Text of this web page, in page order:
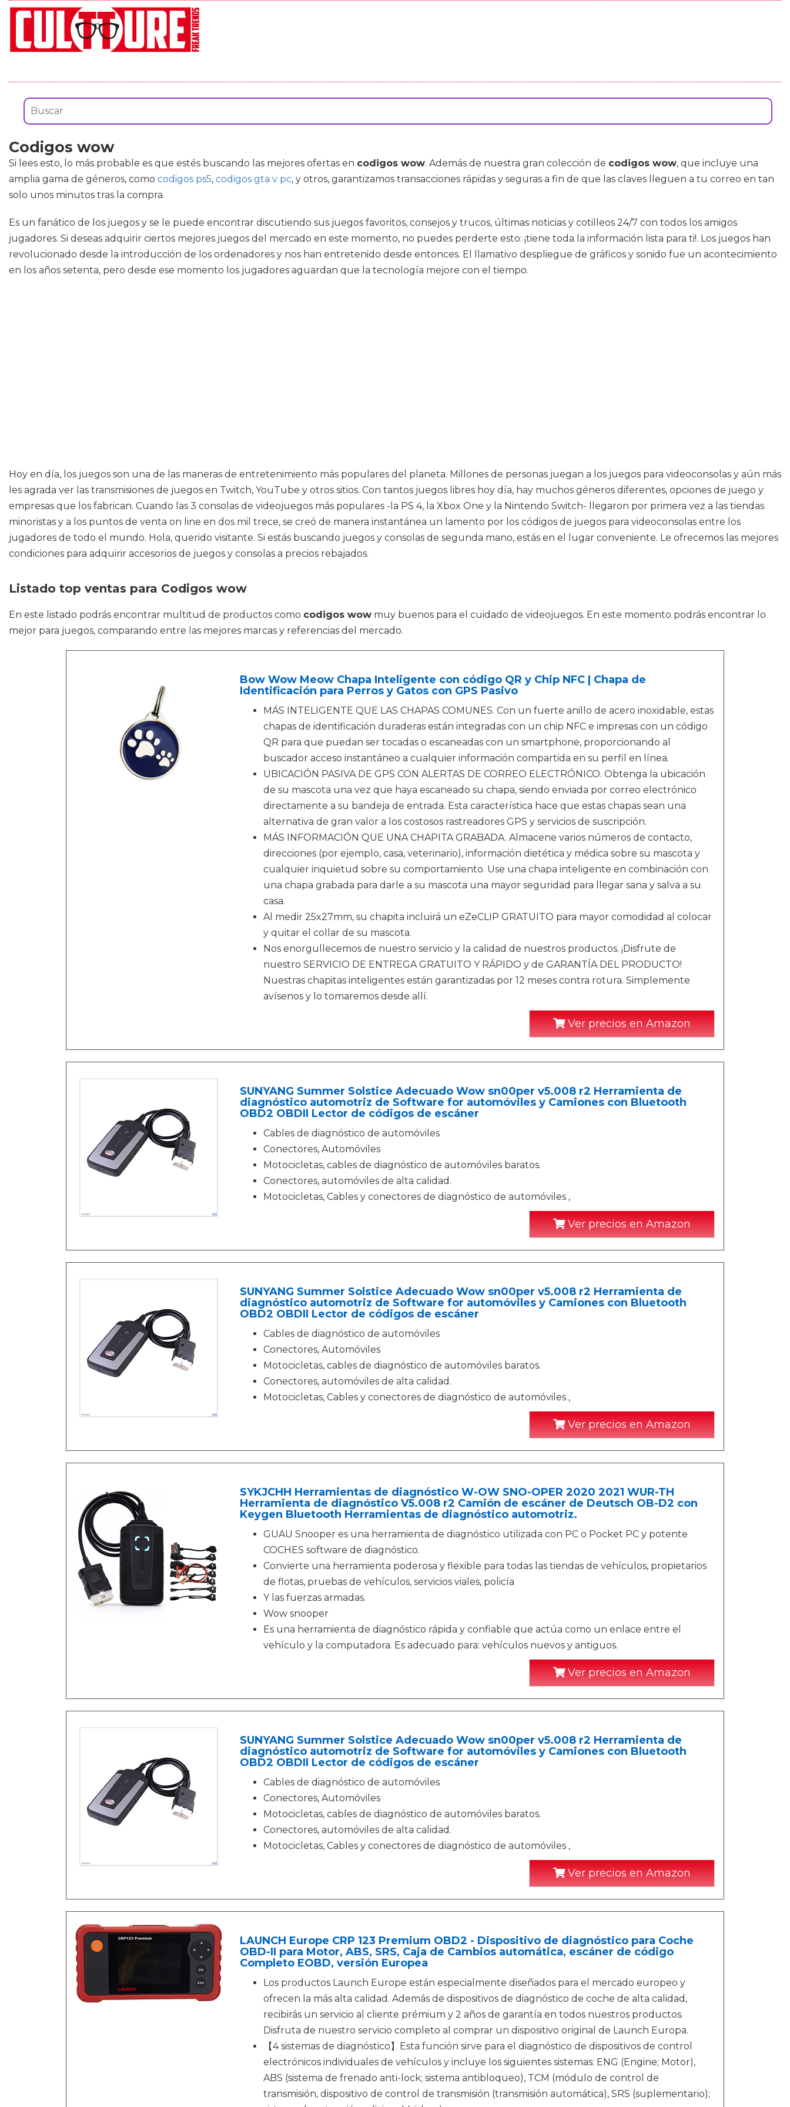
Codigos wow
Si lees esto, lo más probable es que estés buscando las mejores ofertas en codigos wow. Además de nuestra gran colección de codigos wow, que incluye una
amplia gama de géneros, como codigos ps5, codigos gta v pc, y otros, garantizamos transacciones rápidas y seguras a fin de que las claves lleguen a tu correo en tan
solo unos minutos tras la compra.
Es un fanático de los juegos y se le puede encontrar discutiendo sus juegos favoritos, consejos y trucos, últimas noticias y cotilleos 24/7 con todos los amigos
jugadores. Si deseas adquirir ciertos mejores juegos del mercado en este momento, no puedes perderte esto: ¡tiene toda la información lista para ti!. Los juegos han
revolucionado desde la introducción de los ordenadores y nos han entretenido desde entonces. El llamativo despliegue de gráficos y sonido fue un acontecimiento
en los años setenta, pero desde ese momento los jugadores aguardan que la tecnología mejore con el tiempo.
Hoy en día, los juegos son una de las maneras de entretenimiento más populares del planeta. Millones de personas juegan a los juegos para videoconsolas y aún más
les agrada ver las transmisiones de juegos en Twitch, YouTube y otros sitios. Con tantos juegos libres hoy día, hay muchos géneros diferentes, opciones de juego y
empresas que los fabrican. Cuando las 3 consolas de videojuegos más populares -la PS 4, la Xbox One y la Nintendo Switch- llegaron por primera vez a las tiendas
minoristas y a los puntos de venta on line en dos mil trece, se creó de manera instantánea un lamento por los códigos de juegos para videoconsolas entre los
jugadores de todo el mundo. Hola, querido visitante. Si estás buscando juegos y consolas de segunda mano, estás en el lugar conveniente. Le ofrecemos las mejores
condiciones para adquirir accesorios de juegos y consolas a precios rebajados.
Listado top ventas para Codigos wow
En este listado podrás encontrar multitud de productos como codigos wow muy buenos para el cuidado de videojuegos. En este momento podrás encontrar lo
mejor para juegos, comparando entre las mejores marcas y referencias del mercado.
Bow Wow Meow Chapa Inteligente con código QR y Chip NFC | Chapa de
Identificación para Perros y Gatos con GPS Pasivo
MÁS INTELIGENTE QUE LAS CHAPAS COMUNES. Con un fuerte anillo de acero inoxidable, estas
chapas de identificación duraderas están integradas con un chip NFC e impresas con un código
QR para que puedan ser tocadas o escaneadas con un smartphone, proporcionando al
buscador acceso instantáneo a cualquier información compartida en su perfil en línea.
UBICACIÓN PASIVA DE GPS CON ALERTAS DE CORREO ELECTRÓNICO. Obtenga la ubicación
de su mascota una vez que haya escaneado su chapa, siendo enviada por correo electrónico
directamente a su bandeja de entrada. Esta característica hace que estas chapas sean una
alternativa de gran valor a los costosos rastreadores GPS y servicios de suscripción.
MÁS INFORMACIÓN QUE UNA CHAPITA GRABADA. Almacene varios números de contacto,
direcciones (por ejemplo, casa, veterinario), información dietética y médica sobre su mascota y
cualquier inquietud sobre su comportamiento. Use una chapa inteligente en combinación con
una chapa grabada para darle a su mascota una mayor seguridad para llegar sana y salva a su
casa.
Al medir 25x27mm, su chapita incluirá un eZeCLIP GRATUITO para mayor comodidad al colocar
y quitar el collar de su mascota.
Nos enorgullecemos de nuestro servicio y la calidad de nuestros productos. ¡Disfrute de
nuestro SERVICIO DE ENTREGA GRATUITO Y RÁPIDO y de GARANTÍA DEL PRODUCTO!
Nuestras chapitas inteligentes están garantizadas por 12 meses contra rotura. Simplemente
avísenos y lo tomaremos desde allí.
Ver precios en Amazon
SUNYANG Summer Solstice Adecuado Wow sn00per v5.008 r2 Herramienta de
diagnóstico automotriz de Software for automóviles y Camiones con Bluetooth
OBD2 OBDII Lector de códigos de escáner
Cables de diagnóstico de automóviles
Conectores, Automóviles
Motocicletas, cables de diagnóstico de automóviles baratos.
Conectores, automóviles de alta calidad.
Motocicletas, Cables y conectores de diagnóstico de automóviles ,
Ver precios en Amazon
SUNYANG Summer Solstice Adecuado Wow sn00per v5.008 r2 Herramienta de
diagnóstico automotriz de Software for automóviles y Camiones con Bluetooth
OBD2 OBDII Lector de códigos de escáner
Cables de diagnóstico de automóviles
Conectores, Automóviles
Motocicletas, cables de diagnóstico de automóviles baratos.
Conectores, automóviles de alta calidad.
Motocicletas, Cables y conectores de diagnóstico de automóviles ,
Ver precios en Amazon
SYKJCHH Herramientas de diagnóstico W-OW SNO-OPER 2020 2021 WUR-TH
Herramienta de diagnóstico V5.008 r2 Camión de escáner de Deutsch OB-D2 con
Keygen Bluetooth Herramientas de diagnóstico automotriz.
GUAU Snooper es una herramienta de diagnóstico utilizada con PC o Pocket PC y potente
COCHES software de diagnóstico.
Convierte una herramienta poderosa y flexible para todas las tiendas de vehículos, propietarios
de flotas, pruebas de vehículos, servicios viales, policía
Y las fuerzas armadas.
Wow snooper
Es una herramienta de diagnóstico rápida y confiable que actúa como un enlace entre el
vehículo y la computadora. Es adecuado para: vehículos nuevos y antiguos.
Ver precios en Amazon
SUNYANG Summer Solstice Adecuado Wow sn00per v5.008 r2 Herramienta de
diagnóstico automotriz de Software for automóviles y Camiones con Bluetooth
OBD2 OBDII Lector de códigos de escáner
Cables de diagnóstico de automóviles
Conectores, Automóviles
Motocicletas, cables de diagnóstico de automóviles baratos.
Conectores, automóviles de alta calidad.
Motocicletas, Cables y conectores de diagnóstico de automóviles ,
Ver precios en Amazon
LAUNCH Europe CRP 123 Premium OBD2 - Dispositivo de diagnóstico para Coche
OBD-II para Motor, ABS, SRS, Caja de Cambios automática, escáner de código
Completo EOBD, versión Europea
Los productos Launch Europe están especialmente diseñados para el mercado europeo y
ofrecen la más alta calidad. Además de dispositivos de diagnóstico de coche de alta calidad,
recibirás un servicio al cliente prémium y 2 años de garantía en todos nuestros productos.
Disfruta de nuestro servicio completo al comprar un dispositivo original de Launch Europa.
【4 sistemas de diagnóstico】Esta función sirve para el diagnóstico de dispositivos de control
electrónicos individuales de vehículos y incluye los siguientes sistemas: ENG (Engine; Motor),
ABS (sistema de frenado anti-lock; sistema antibloqueo), TCM (módulo de control de
transmisión, dispositivo de control de transmisión (transmisión automática), SRS (suplementario);